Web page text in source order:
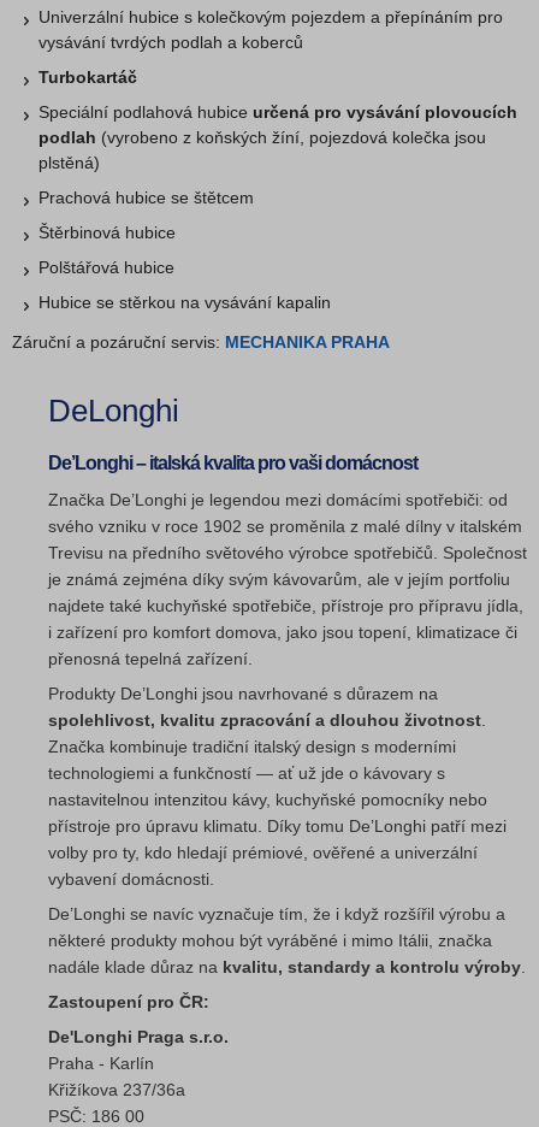
Univerzální hubice s kolečkovým pojezdem a přepínáním pro
vysávání tvrdých podlah a koberců
Turbokartáč
Speciální podlahová hubice určená pro vysávání plovoucích
podlah (vyrobeno z koňských žíní, pojezdová kolečka jsou
plstěná)
Prachová hubice se štětcem
Štěrbinová hubice
Polštářová hubice
Hubice se stěrkou na vysávání kapalin
Záruční a pozáruční servis: MECHANIKA PRAHA
DeLonghi
De’Longhi – italská kvalita pro vaši domácnost
Značka De’Longhi je legendou mezi domácími spotřebiči: od
svého vzniku v roce 1902 se proměnila z malé dílny v italském
Trevisu na předního světového výrobce spotřebičů. Společnost
je známá zejména díky svým kávovarům, ale v jejím portfoliu
najdete také kuchyňské spotřebiče, přístroje pro přípravu jídla,
i zařízení pro komfort domova, jako jsou topení, klimatizace či
přenosná tepelná zařízení.
Produkty De’Longhi jsou navrhované s důrazem na
spolehlivost, kvalitu zpracování a dlouhou životnost
Značka kombinuje tradiční italský design s moderními
technologiemi a funkčností — ať už jde o kávovary s
nastavitelnou intenzitou kávy, kuchyňské pomocníky nebo
přístroje pro úpravu klimatu. Díky tomu De’Longhi patří mezi
volby pro ty, kdo hledají prémiové, ověřené a univerzální
vybavení domácnosti.
De’Longhi se navíc vyznačuje tím, že i když rozšířil výrobu a
některé produkty mohou být vyráběné i mimo Itálii, značka
nadále klade důraz na kvalitu, standardy a kontrolu výroby
Zastoupení pro ČR:
De'Longhi Praga s.r.o.
Praha - Karlín
Křižíkova 237/36a
PSČ: 186 00